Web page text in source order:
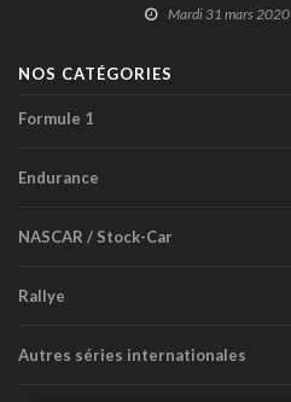
Mardi 31 mars 2020
NOS CATÉGORIES
Formule 1
Endurance
NASCAR / Stock-Car
Rallye
Autres séries internationales